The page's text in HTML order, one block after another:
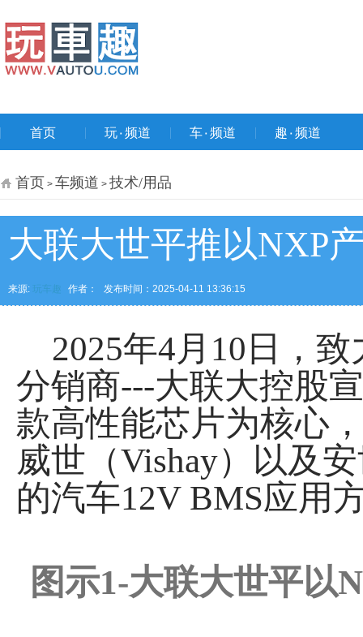
首页 玩۰频道 车۰频道 趣۰频道
首页 > 车频道 > 技术/用品
大联大世平推以NXP
来源: 玩车趣 作者： 发布时间：2025-04-11 13:36:15
2025年4月10日，致
分销商---大联大控股
款高性能芯片为核心
威世（Vishay）以及
的汽车12V BMS应用
图示1-大联大世平以